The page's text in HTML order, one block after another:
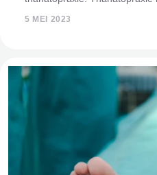
5 MEI 2023